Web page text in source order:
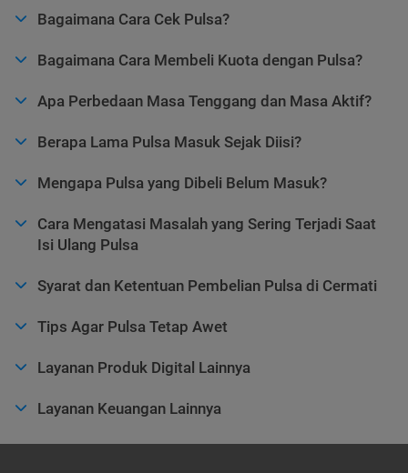
Bagaimana Cara Cek Pulsa?
Bagaimana Cara Membeli Kuota dengan Pulsa?
Apa Perbedaan Masa Tenggang dan Masa Aktif?
Berapa Lama Pulsa Masuk Sejak Diisi?
Mengapa Pulsa yang Dibeli Belum Masuk?
Cara Mengatasi Masalah yang Sering Terjadi Saat
Isi Ulang Pulsa
Syarat dan Ketentuan Pembelian Pulsa di Cermati
Tips Agar Pulsa Tetap Awet
Layanan Produk Digital Lainnya
Layanan Keuangan Lainnya